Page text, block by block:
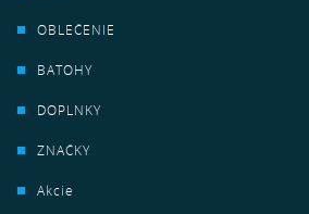
OBLEČENIE
BATOHY
DOPLNKY
ZNAČKY
Akcie